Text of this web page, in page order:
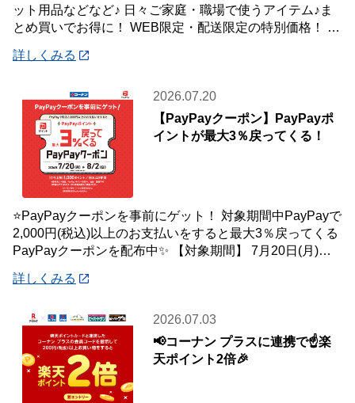
ット用品などなど♪ 日々ご家庭・職場で使うアイテム♪ま
とめ買いでお得に！ WEB限定・配送限定の特別価格！ た
詳しくみる
2026.07.20
【PayPayクーポン】PayPayポ
イントが最大3％戻ってくる！
⭐PayPayクーポンを事前にゲット！ 対象期間中PayPayで
2,000円(税込)以上のお支払いをすると最大3％戻ってくる
PayPayクーポンを配布中✨ 【対象期間】 7月20日(月)～8
詳しくみる
2026.07.03
📢コーナン プラスに連携で☝️楽
天ポイント2倍🎉